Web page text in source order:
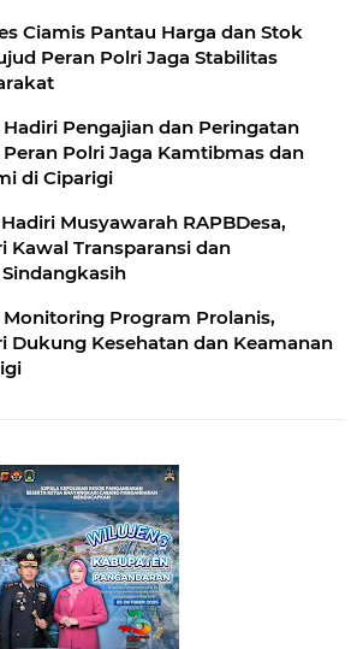
Ciamis Pantau Harga dan Stok
Peran Polri Jaga Stabilitas
Pengajian dan Peringatan
Peran Polri Jaga Kamtibmas dan
di Ciparigi
Musyawarah RAPBDesa,
Kawal Transparansi dan
Program Prolanis,
Dukung Kesehatan dan Keamanan